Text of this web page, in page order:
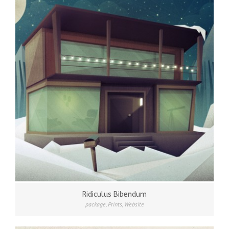
Ridiculus Bibendum
package, Prints, Website